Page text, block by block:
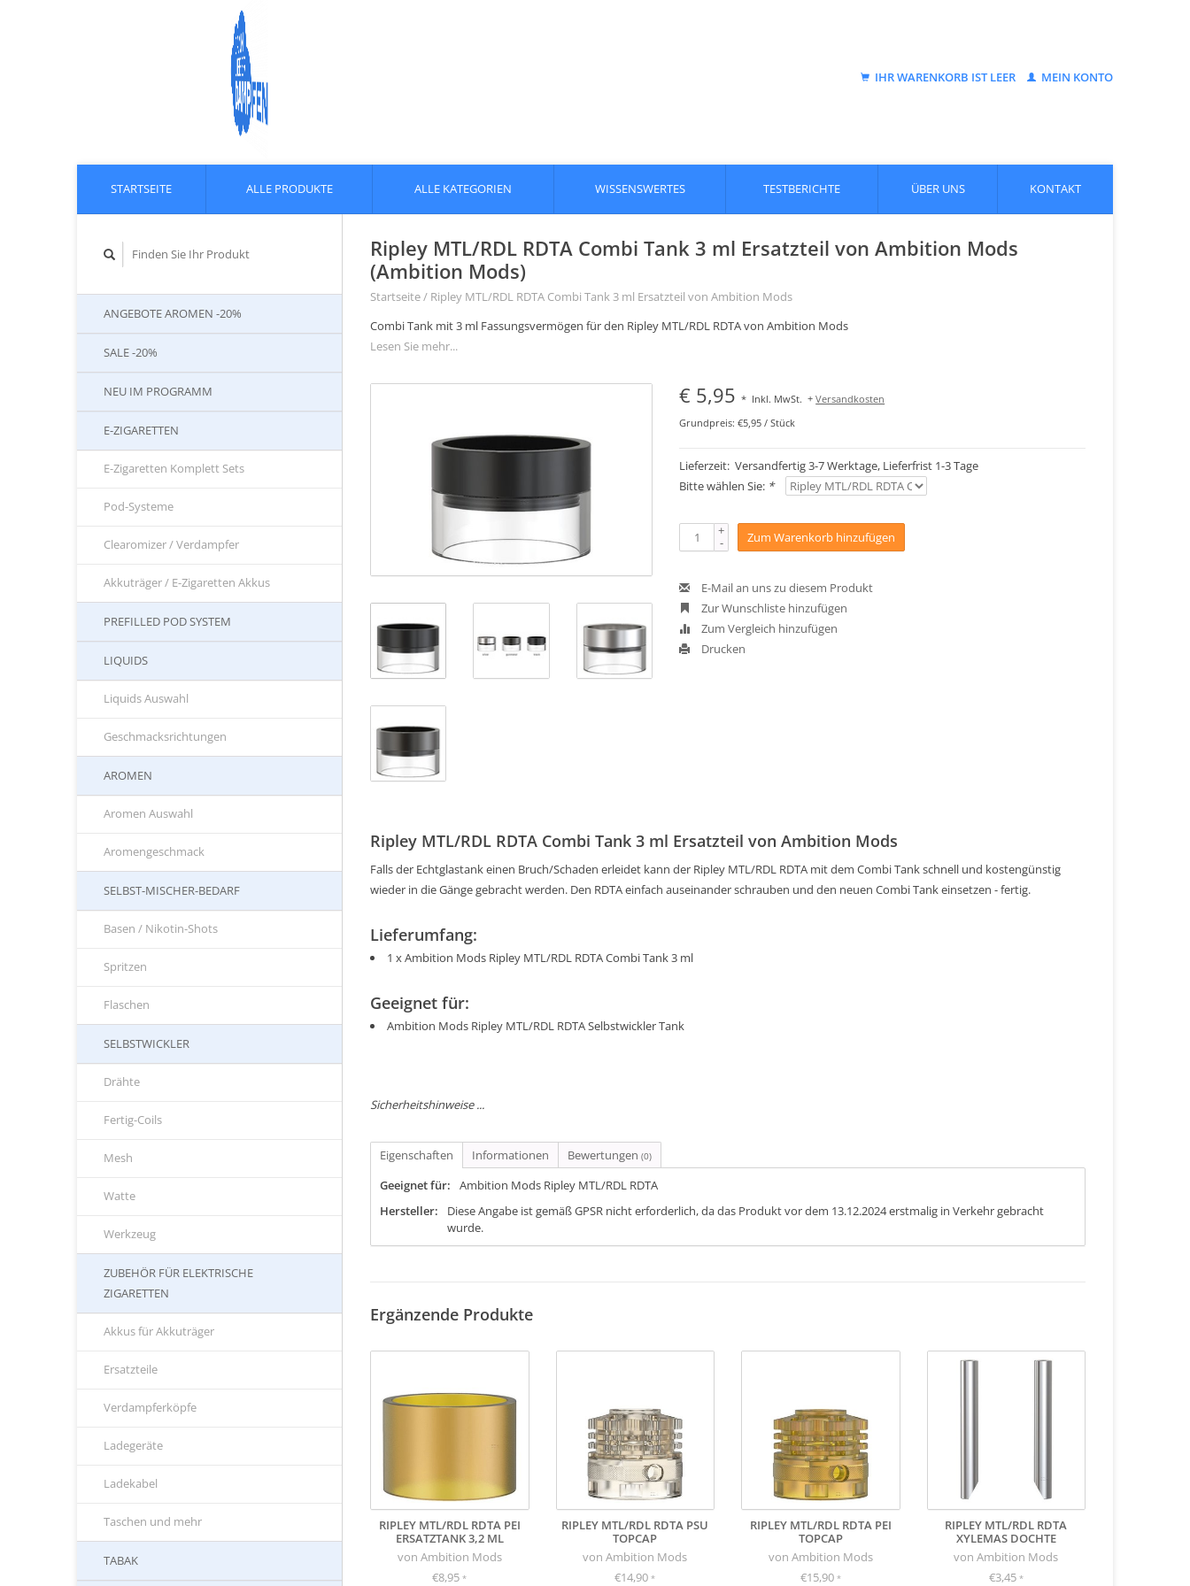
IHR WARENKORB IST LEER MEIN KONTO
STARTSEITE ALLE PRODUKTE ALLE KATEGORIEN WISSENSWERTES TESTBERICHTE ÜBER UNS KONTAKT
ANGEBOTE AROMEN -20%
SALE -20%
NEU IM PROGRAMM
E-ZIGARETTEN
E-Zigaretten Komplett Sets
Pod-Systeme
Clearomizer / Verdampfer
Akkuträger / E-Zigaretten Akkus
PREFILLED POD SYSTEM
LIQUIDS
Liquids Auswahl
Geschmacksrichtungen
AROMEN
Aromen Auswahl
Aromengeschmack
SELBST-MISCHER-BEDARF
Basen / Nikotin-Shots
Spritzen
Flaschen
SELBSTWICKLER
Drähte
Fertig-Coils
Mesh
Watte
Werkzeug
ZUBEHÖR FÜR ELEKTRISCHE
ZIGARETTEN
Akkus für Akkuträger
Ersatzteile
Verdampferköpfe
Ladegeräte
Ladekabel
Taschen und mehr
TABAK
Ripley MTL/RDL RDTA Combi Tank 3 ml Ersatzteil von Ambition Mods
(Ambition Mods)
Startseite/ Ripley MTL/RDL RDTA Combi Tank 3 ml Ersatzteil von Ambition Mods
Combi Tank mit 3 ml Fassungsvermögen für den Ripley MTL/RDL RDTA von Ambition Mods
Lesen Sie mehr...
€ 5,95* Inkl. MwSt. +Versandkosten
Grundpreis: €5,95 / Stück
Lieferzeit: Versandfertig 3-7 Werktage, Lieferfrist 1-3 Tage
Bitte wählen Sie: *
+
- Zum Warenkorb hinzufügen
E-Mail an uns zu diesem Produkt
Zur Wunschliste hinzufügen
Zum Vergleich hinzufügen
Drucken
Ripley MTL/RDL RDTA Combi Tank 3 ml Ersatzteil von Ambition Mods
Falls der Echtglastank einen Bruch/Schaden erleidet kann der Ripley MTL/RDL RDTA mit dem Combi Tank schnell und kostengünstig
wieder in die Gänge gebracht werden. Den RDTA einfach auseinander schrauben und den neuen Combi Tank einsetzen - fertig.
Lieferumfang:
1 x Ambition Mods Ripley MTL/RDL RDTA Combi Tank 3 ml
Geeignet für:
Ambition Mods Ripley MTL/RDL RDTA Selbstwickler Tank
Sicherheitshinweise ...
Eigenschaften Informationen Bewertungen (0)
Geeignet für:
Ambition Mods Ripley MTL/RDL RDTA
Hersteller:
Diese Angabe ist gemäß GPSR nicht erforderlich, da das Produkt vor dem 13.12.2024 erstmalig in Verkehr gebracht
wurde.
Ergänzende Produkte
RIPLEY MTL/RDL RDTA PEI
ERSATZTANK 3,2 ML
von Ambition Mods
€8,95*
RIPLEY MTL/RDL RDTA PSU
TOPCAP
von Ambition Mods
€14,90*
RIPLEY MTL/RDL RDTA PEI
TOPCAP
von Ambition Mods
€15,90 *
RIPLEY MTL/RDL RDTA
XYLEMAS DOCHTE
von Ambition Mods
€3,45 *